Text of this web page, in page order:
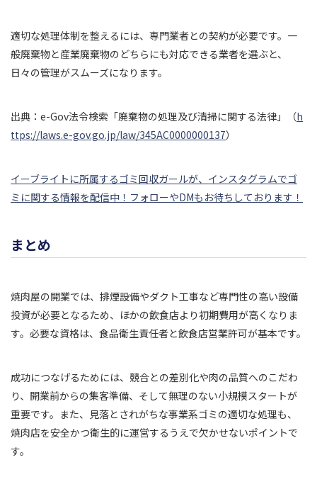
適切な処理体制を整えるには、専門業者との契約が必要です。一
般廃棄物と産業廃棄物のどちらにも対応できる業者を選ぶと、
日々の管理がスムーズになります。
出典：e-Gov法令検索「廃棄物の処理及び清掃に関する法律」（h
ttps://laws.e-gov.go.jp/law/345AC0000000137）
イーブライトに所属するゴミ回収ガールが、インスタグラムでゴ
ミに関する情報を配信中！フォローやDMもお待ちしております！
まとめ
焼肉屋の開業では、排煙設備やダクト工事など専門性の高い設備
投資が必要となるため、ほかの飲食店より初期費用が高くなりま
す。必要な資格は、食品衛生責任者と飲食店営業許可が基本です。
成功につなげるためには、競合との差別化や肉の品質へのこだわ
り、開業前からの集客準備、そして無理のない小規模スタートが
重要です。また、見落とされがちな事業系ゴミの適切な処理も、
焼肉店を安全かつ衛生的に運営するうえで欠かせないポイントで
す。